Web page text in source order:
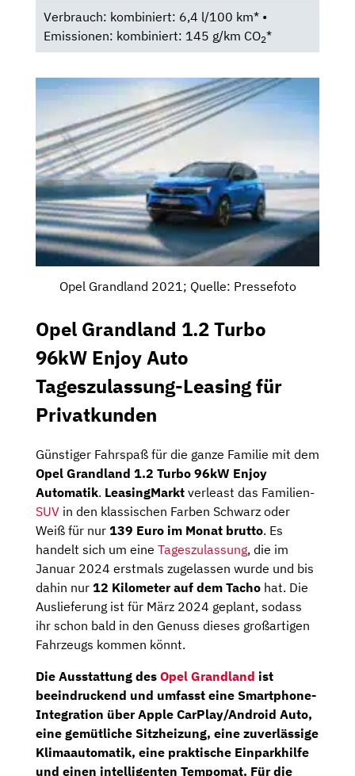
Verbrauch: kombiniert: 6,4 l/100 km* •
Emissionen: kombiniert: 145 g/km CO2*
Opel Grandland 2021; Quelle: Pressefoto
Opel Grandland 1.2 Turbo
96kW Enjoy Auto
Tageszulassung-Leasing für
Privatkunden
Günstiger Fahrspaß für die ganze Familie mit dem
Opel Grandland 1.2 Turbo 96kW Enjoy
Automatik. LeasingMarkt verleast das Familien-
SUV in den klassischen Farben Schwarz oder
Weiß für nur 139 Euro im Monat brutto. Es
handelt sich um eine Tageszulassung, die im
Januar 2024 erstmals zugelassen wurde und bis
dahin nur 12 Kilometer auf dem Tacho hat. Die
Auslieferung ist für März 2024 geplant, sodass
ihr schon bald in den Genuss dieses großartigen
Fahrzeugs kommen könnt.
Die Ausstattung des Opel Grandland ist
beeindruckend und umfasst eine Smartphone-
Integration überApple CarPlay/Android Auto,
eine gemütliche Sitzheizung, eine zuverlässige
Klimaautomatik, eine praktische Einparkhilfe
und einen intelligenten Tempomat. Für die